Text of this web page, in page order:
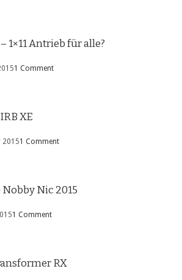
1×11 Antrieb für alle?
1 Comment
XE
20151 Comment
Nic 2015
1 Comment
RX